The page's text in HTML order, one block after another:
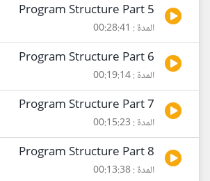
Program Structure Part 5
المدة : 00:28:41
Program Structure Part 6
المدة : 00:19:14
Program Structure Part 7
المدة : 00:15:23
Program Structure Part 8
المدة : 00:13:38